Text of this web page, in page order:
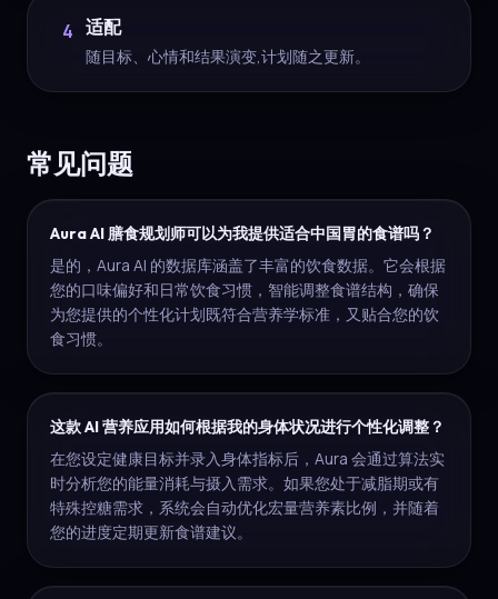
4 适配
随目标、心情和结果演变,计划随之更新。
常见问题
Aura AI 膳食规划师可以为我提供适合中国胃的食谱吗？
是的，Aura AI 的数据库涵盖了丰富的饮食数据。它会根据
您的口味偏好和日常饮食习惯，智能调整食谱结构，确保
为您提供的个性化计划既符合营养学标准，又贴合您的饮
食习惯。
这款 AI 营养应用如何根据我的身体状况进行个性化调整？
在您设定健康目标并录入身体指标后，Aura 会通过算法实
时分析您的能量消耗与摄入需求。如果您处于减脂期或有
特殊控糖需求，系统会自动优化宏量营养素比例，并随着
您的进度定期更新食谱建议。